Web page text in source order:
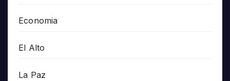
Economia
El Alto
La Paz